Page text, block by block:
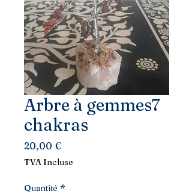
Arbre à gemmes7
chakras
20,00 €Prix
TVA Incluse
Quantité *